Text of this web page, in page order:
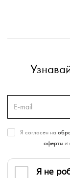
Я согласен на
офертыи